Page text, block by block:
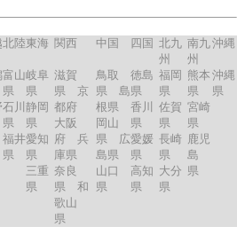
北陸東海 関西 中国 四国 北九
州
南九
州
沖縄
富山
県
石川
県
福井
県
岐阜
県
静岡
県
愛知
県
三重
県
滋賀
県 京
都府
大阪
府 兵
庫県
奈良
県 和
歌山
県
鳥取
県 島
根県
岡山
県 広
島県
山口
県
徳島
県
香川
県
愛媛
県
高知
県
福岡
県
佐賀
県
長崎
県
大分
県
熊本
県
宮崎
県
鹿児
島
県
沖縄
県